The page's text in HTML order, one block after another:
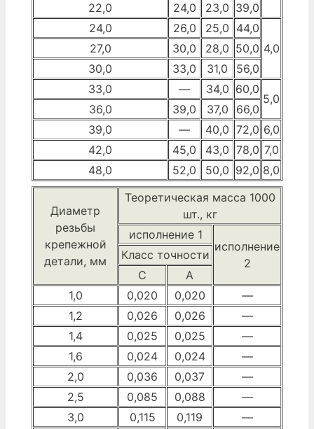
22,0 24,0 23,0 39,0
24,0
26,0 25,0 44,0
4,0
27,0 30,0 28,0 50,0
30,0
33,0 31,0
56,0
33,0
— 34,0 60,0
5,0
36,0 39,0 37,0
66,0
39,0
— 40,0 72,0 6,0
42,0
45,0 43,0 78,0 7,0
48,0
52,0 50,0 92,0 8,0
Диаметр
резьбы
крепежной
детали, мм
Теоретическая масса 1000
шт., кг
исполнение 1
исполнение
2
Класс точности
С
А
1,0
0,020 0,020
—
1,2
0,026 0,026
—
1,4
0,025 0,025
—
1,6
0,024 0,024
—
2,0
0,036 0,037
—
2,5
0,085 0,088
—
3,0
0,115 0,119
—